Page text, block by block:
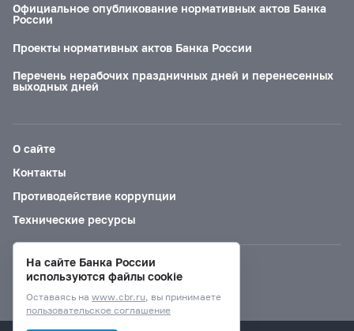
Официальное опубликование нормативных актов Банка
России
Проекты нормативных актов Банка России
Перечень нерабочих праздничных дней и перенесенных
выходных дней
О сайте
Контакты
Противодействие коррупции
Технические ресурсы
Версия для слабовидящих
На сайте Банка России
используются файлы cookie
Оставаясь на www.cbr.ru, вы принимаете
пользовательское соглашение